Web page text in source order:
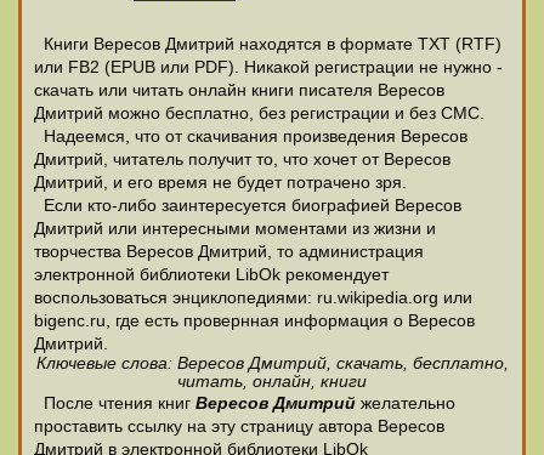
Книги Вересов Дмитрий находятся в формате ТХТ (RTF)
или FB2 (EPUB или PDF). Никакой регистрации не нужно -
скачать или читать онлайн книги писателя Вересов
Дмитрий можно бесплатно, без регистрации и без СМС.
Надеемся, что от скачивания произведения Вересов
Дмитрий, читатель получит то, что хочет от Вересов
Дмитрий, и его время не будет потрачено зря.
Если кто-либо заинтересуется биографией Вересов
Дмитрий или интересными моментами из жизни и
творчества Вересов Дмитрий, то администрация
электронной библиотеки LibOk рекомендует
воспользоваться энциклопедиями: ru.wikipedia.org или
bigenc.ru, где есть провернная информация о Вересов
Дмитрий.
Ключевые слова: Вересов Дмитрий, скачать, бесплатно,
читать, онлайн, книги
После чтения книг Вересов Дмитрий желательно
проставить ссылку на эту страницу автора Вересов
Дмитрий в электронной библиотеки LibOk